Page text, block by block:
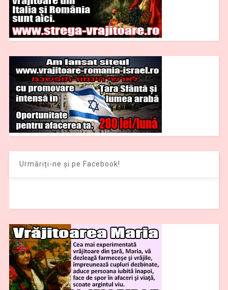
Urmăriți-ne și pe Facebook!